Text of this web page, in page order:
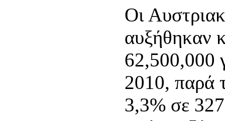
Οι
αυξήθηκαν
62,500,000
2010, παρά
3,3% σε